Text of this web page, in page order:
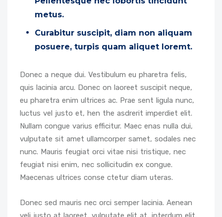
metus.
Curabitur suscipit, diam non aliquam
posuere, turpis quam aliquet loremt.
Donec a neque dui. Vestibulum eu pharetra felis,
quis lacinia arcu. Donec on laoreet suscipit neque,
eu pharetra enim ultrices ac. Prae sent ligula nunc,
luctus vel justo et, hen the asdrerit imperdiet elit.
Nullam congue varius efficitur. Maec enas nulla dui,
vulputate sit amet ullamcorper samet, sodales nec
nunc. Mauris feugiat orci vitae nisi tristique, nec
feugiat nisi enim, nec sollicitudin ex congue.
Maecenas ultrices conse ctetur diam uteras.
Donec sed mauris nec orci semper lacinia. Aenean